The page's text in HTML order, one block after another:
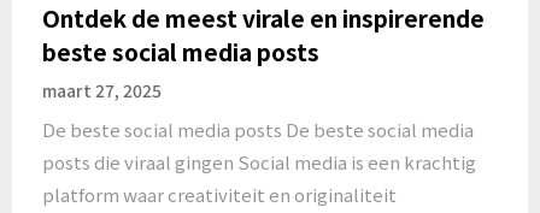
Ontdek de meest virale en inspirerende
beste social media posts
maart 27, 2025
De beste social media posts De beste social media
posts die viraal gingen Social media is een krachtig
platform waar creativiteit en originaliteit